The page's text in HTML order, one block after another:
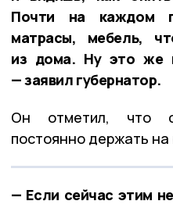
Почти на каждом
матрасы, мебель,
из дома. Ну это же
— заявил губернатор.
Он отметил, что
постоянно держать на
— Если сейчас этим